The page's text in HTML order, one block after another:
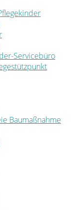
Servicebüro
Baumaßnahme